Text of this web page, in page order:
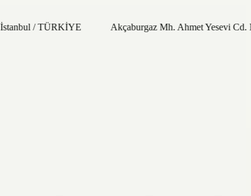
/ TÜRKİYE
Akçaburgaz Mh. Ahmet Yesevi